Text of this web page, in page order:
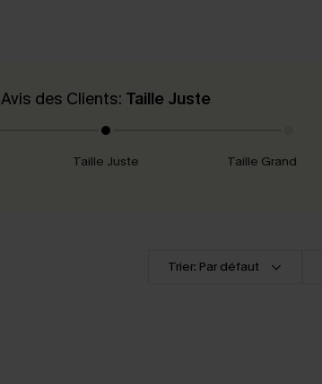
Avis des Clients: Taille Juste
Taille Juste Taille Grand
Trier: Par défaut